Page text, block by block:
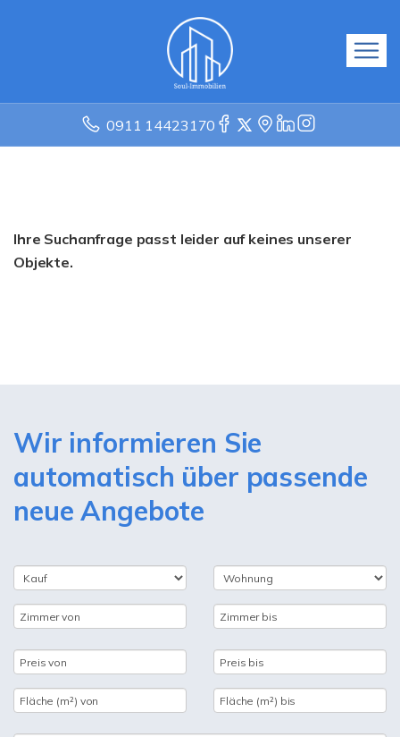
0911 14423170
Ihre Suchanfrage passt leider auf keines unserer
Objekte.
Wir informieren Sie
automatisch über passende
neue Angebote